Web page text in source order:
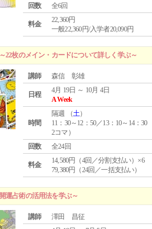
回数
全6回
料金
22,360円
一般22,360円/入学者20,090円
枚のメイン・カードについて詳しく学ぶ～
講師 森信 彰雄
日程
4月 19日 ～ 10月 4日
A Week
時間
隔週 （土）
11：30～12：50／13：10～14：30
2コマ）
回数
全24回
料金
14,580円（4回／分割支払い）×6
79,380円（24回／一括支払い）
運占術の活用法を学ぶ～
講師 澤田 昌征